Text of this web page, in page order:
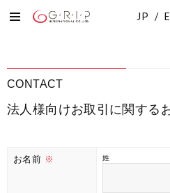
JP
CONTACT
法人様向けお取引に関する
お名前 ※ 姓